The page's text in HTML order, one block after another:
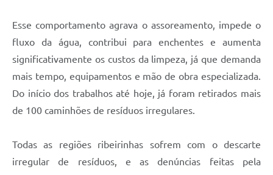
Esse comportamento agrava o assoreamento, impede o
fluxo da água, contribui para enchentes e aumenta
significativamente os custos da limpeza, já que demanda
mais tempo, equipamentos e mão de obra especializada.
Do início dos trabalhos até hoje, já foram retirados mais
de 100 caminhões de resíduos irregulares.
Todas as regiões ribeirinhas sofrem com o descarte
irregular de resíduos, e as denúncias feitas pela